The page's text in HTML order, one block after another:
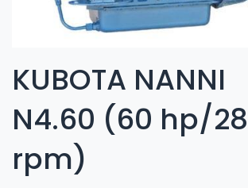
KUBOTA NANNI
N4.60 (60 hp/
rpm)